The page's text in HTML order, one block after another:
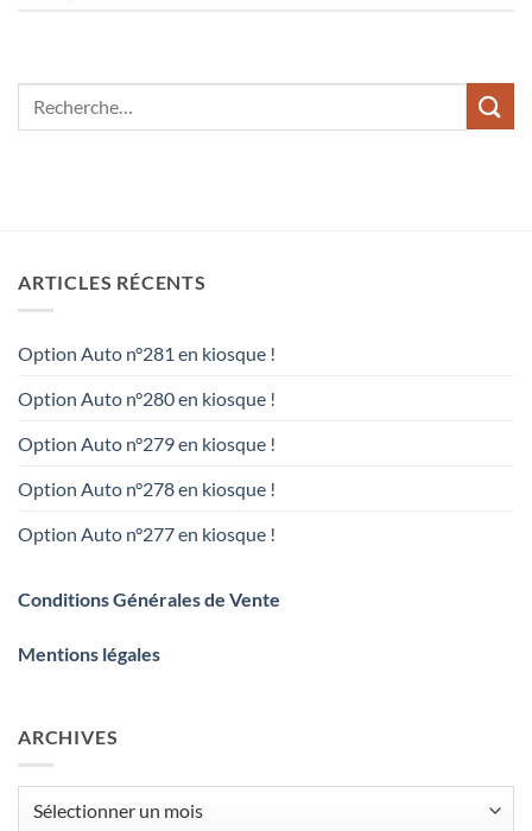
ARTICLES RÉCENTS
Option Auto n°281 en kiosque !
Option Auto n°280 en kiosque !
Option Auto n°279 en kiosque !
Option Auto n°278 en kiosque !
Option Auto n°277 en kiosque !
Conditions Générales de Vente
Mentions légales
ARCHIVES